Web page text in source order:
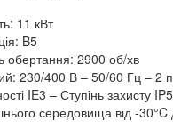
11 кВт
B5
обертання: 2900 об/хв
230/400 В – 50/60 Гц – 2
IE3 – Ступінь захисту
середовища від -30°C